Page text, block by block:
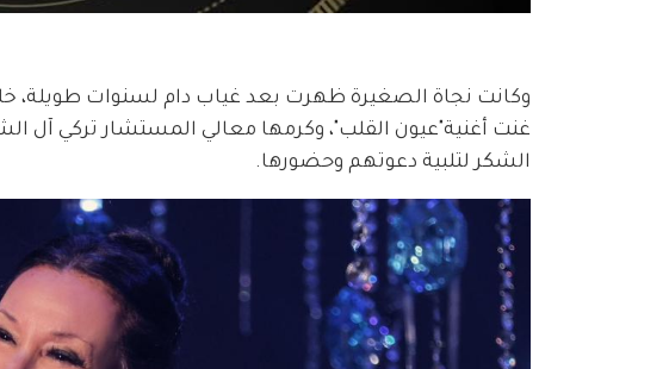
غنت أغنية"عيون القلب"، وكرمها معالي المستشار تركي آل
الشكر لتلبية دعوتهم وحضورها.